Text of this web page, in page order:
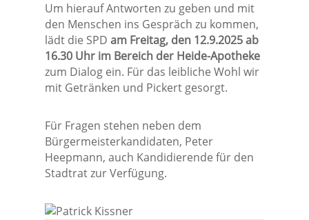
Um hierauf Antworten zu geben und mit
den Menschen ins Gespräch zu kommen,
lädt die SPD am Freitag, den 12.9.2025 ab
16.30 Uhr im Bereich der Heide-Apotheke
zum Dialog ein. Für das leibliche Wohl wir
mit Getränken und Pickert gesorgt.
Für Fragen stehen neben dem
Bürgermeisterkandidaten, Peter
Heepmann, auch Kandidierende für den
Stadtrat zur Verfügung.